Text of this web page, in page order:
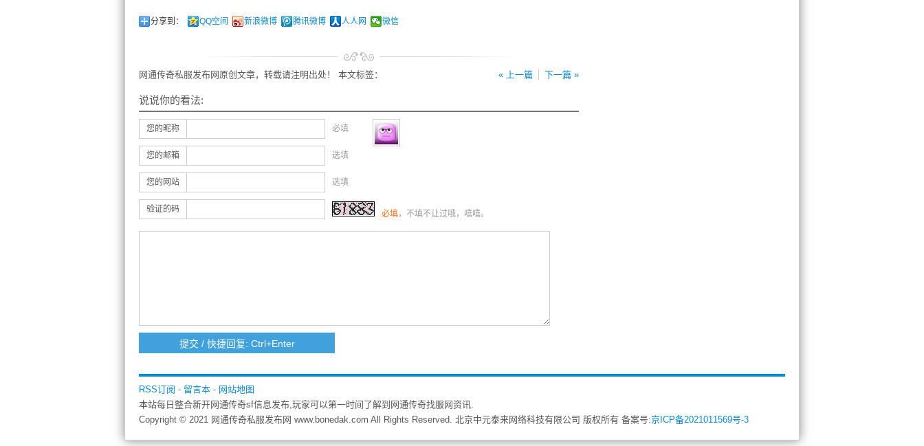
分享到： QQ空间 新浪微博 腾讯微博 人人网 微信
« 上一篇 下一篇 »
网通传奇私服发布网原创文章，转载请注明出处！ 本文标签：
说说你的看法:
您的昵称 必填
您的邮箱 选填
您的网站 选填
验证的码 必填，不填不让过哦，嘻嘻。
RSS订阅 - 留言本 - 网站地图
本站每日整合新开网通传奇sf信息发布,玩家可以第一时间了解到网通传奇找服网资讯.
Copyright © 2021 网通传奇私服发布网 www.bonedak.com All Rights Reserved. 北京中元泰来网络科技有限公司 版权所有 备案号:京ICP备2021011569号-3